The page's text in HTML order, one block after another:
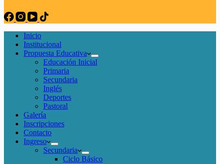
Inicio
Institucional
Propuesta Educativa
Educación Inicial
Primaria
Secundaria
Inglés
Deportes
Pastoral
Galería
Inscripciones
Contacto
Ingreso
Secundaria
Ciclo Básico